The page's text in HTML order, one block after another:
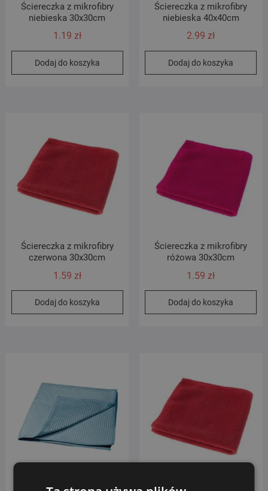
Ściereczka z mikrofibry
niebieska 30x30cm
1.19 zł
Dodaj do koszyka
Ściereczka z mikrofibry
niebieska 40x40cm
2.99zł
Dodaj do koszyka
Ściereczka z mikrofibry
czerwona 30x30cm
1.59 zł
Dodaj do koszyka
Ściereczka z mikrofibry
różowa 30x30cm
1.59zł
Dodaj do koszyka
Ściereczka z mikrofazy o Ściereczka z mikrofibry